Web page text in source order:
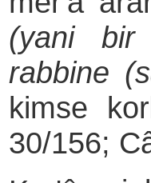
(yani bir
rabbine
kimse
30/156;